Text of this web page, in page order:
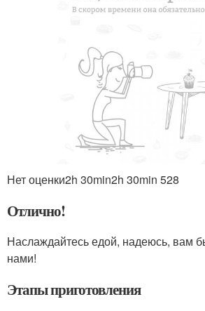
Нет оценки2h 30min2h 30min 528
Отлично!
Наслаждайтесь едой, надеюсь, вам
нами!
Этапы приготовления